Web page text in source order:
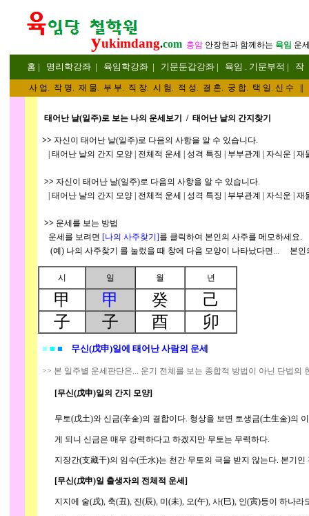
yukimdang.com 충암 안장헌과 함께하는 육임 운
홈 | 명리 학강좌 | 육임학강좌 | 기문둔갑강좌 | 육임 . 기문부적 | 작
사 업 . 작 명. 재 물. 부 부. 직 장. 시 험. 적 성. 결 혼. 궁 합. 택 일. 신 수
태어난 날(일주)로 보는 나의 운세보기 / 태어난 날의 간지찾기
>> 자신이 태어난 날(일주)로 다음의 사항을 알 수 있습니다.
| 태어난 날의 간지 모양 | 전체적 운세 | 성격 특징 | 부부관계 | 자식운 | 재
>> 자신이 태어난 날(일주)로 다음의 사항을 알 수 있습니다.
| 태어난 날의 간지 모양 | 전체적 운세 | 성격 특징 | 부부관계 | 자식운 | 재
>> 운세를 보는 방법
운세를 보려면 [나의 사주찾기]를 클릭하여 본인의 사주를 메모하세요.
(예) 나의 사주찾기 를 눌렀을 때 창에 다음 모양이 나타났다면... 본인
시 일 월 년
甲 甲 癸
己
子
子 酉 卯
■ ■ ■ 무신(戊申)일에 태어난 사람의 운세
>> 본 일주별 운세판단은... 운기 전체를 보는 종합적 방법이 아닌 단법의
[무신(戊申)일의 간지 모양]
무토(戊土)와 신금(辛金)의 결합이다. 형상을 보면 토생금(土生金)의
게 되니 신금은 매우 강력하다고 하겠지만 무토는 무력하다.
지장간(支藏干)의 임수(壬水)는 천간 무토의 극을 받지 않는다. 본기인
[무신(戊申)일 출생자의 전체적 운세]
지지에 술(戌), 축(丑), 진(辰), 미(未), 오(午), 사(巳), 인(寅)등이 하나라